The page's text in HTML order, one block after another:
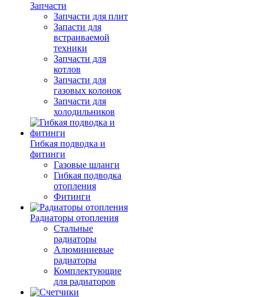
Запчасти
Запчасти для плит
Запасти для
встраиваемой
техники
Запчасти для
котлов
Запчасти для
газовых колонок
Запчасти для
холодильников
Гибкая подводка и
фитинги
Газовые шланги
Гибкая подводка
отопления
Фитинги
Радиаторы отопления
Стальные
радиаторы
Алюминиевые
радиаторы
Комплектующие
для радиаторов